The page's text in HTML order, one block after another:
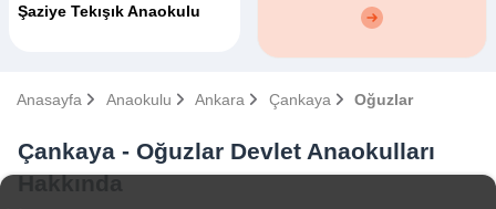
Şaziye Tekışık Anaokulu
Anasayfa Anaokulu Ankara Çankaya Oğuzlar
Çankaya - Oğuzlar Devlet Anaokulları
Hakkında